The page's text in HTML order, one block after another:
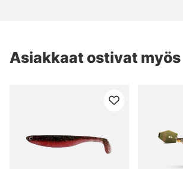
Asiakkaat ostivat myös